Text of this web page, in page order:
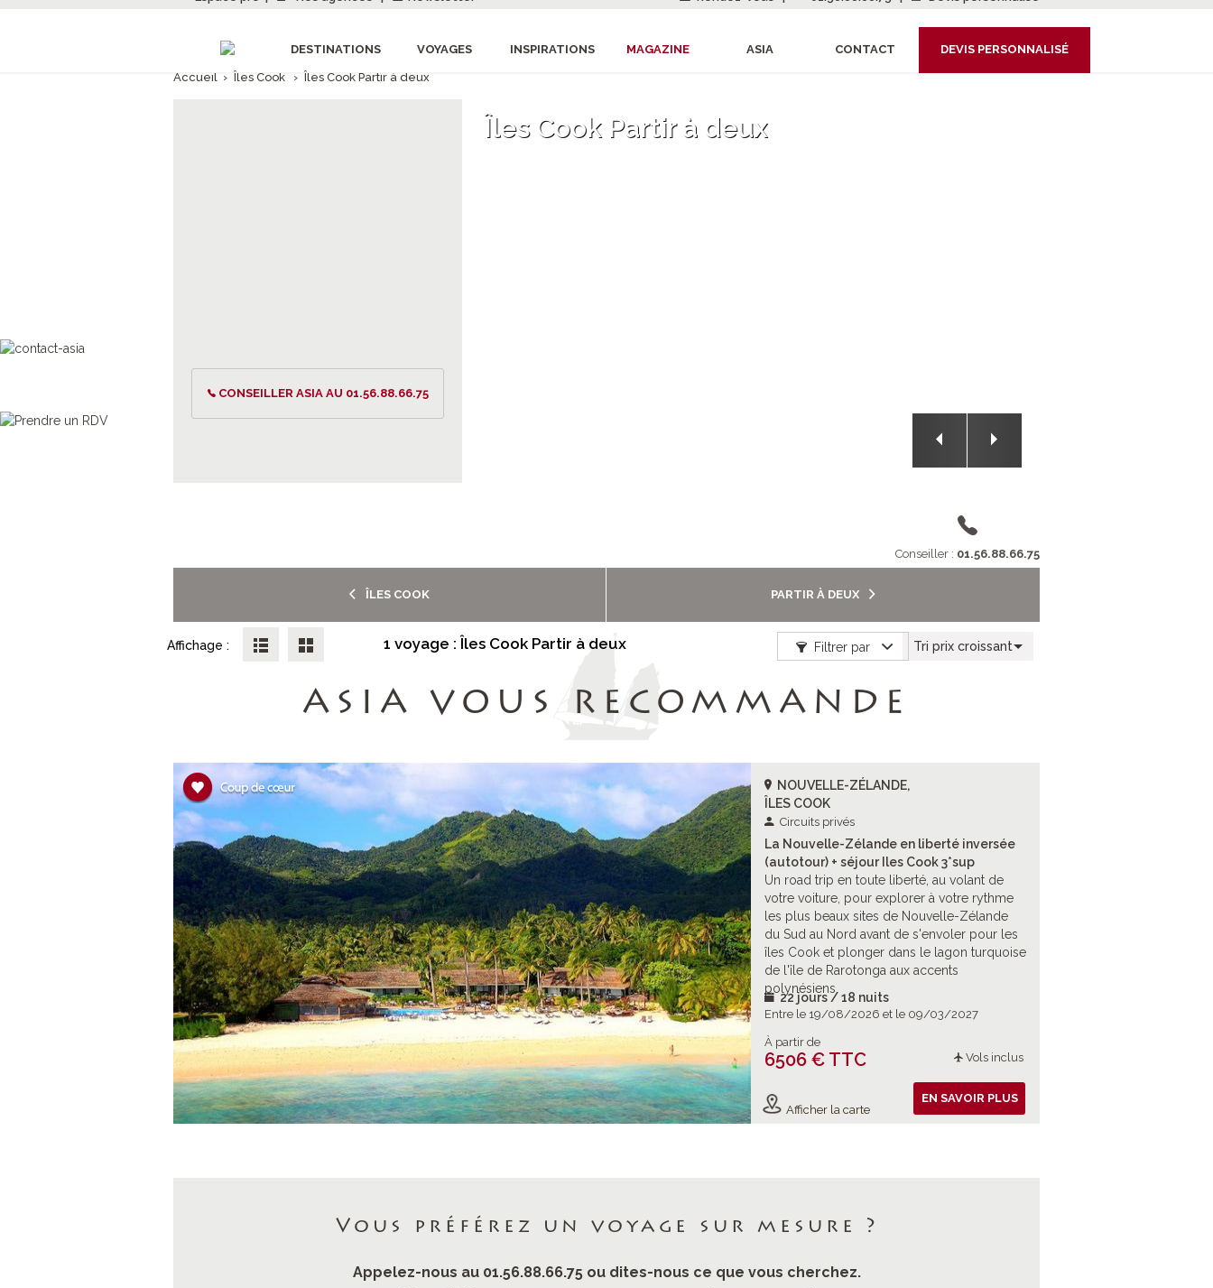
DESTINATIONS VOYAGES INSPIRATIONS MAGAZINE ASIA CONTACT DEVIS PERSONNALISÉ
Accueil › Îles Cook › Îles Cook Partir à deux
Îles Cook Partir à deux
CONSEILLER ASIA AU 01.56.88.66.75
Conseiller : 01.56.88.66.75
ÎLES COOK PARTIR À DEUX
1 voyage : Îles Cook Partir à deux
Affichage : Tri prix croissant
Filtrer par
ASIA VOUS RECOMMANDE
NOUVELLE-ZÉLANDE,
ÎLES COOK
Circuits privés
La Nouvelle-Zélande en liberté inversée
(autotour) + séjour Iles Cook 3*sup
Un road trip en toute liberté, au volant de
votre voiture, pour explorer à votre rythme
les plus beaux sites de Nouvelle-Zélande
du Sud au Nord avant de s'envoler pour les
îles Cook et plonger dans le lagon turquoise
de l'île de Rarotonga aux accents
polynésiens.
22 jours / 18 nuits
Entre le 19/08/2026 et le 09/03/2027
À partir de
6506 € TTC Vols inclus
Afficher la carte
EN SAVOIR PLUS
Vous préférez un voyage sur mesure ?
Appelez-nous au 01.56.88.66.75 ou dites-nous ce que vous cherchez.